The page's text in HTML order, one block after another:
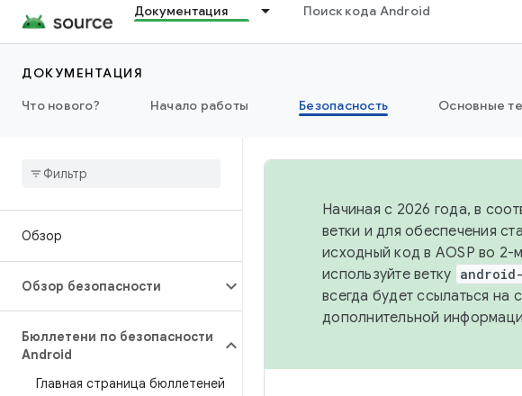
Документация Поиск кода Android
ДОКУМЕНТАЦИЯ
Что нового?
Начало работы Безопасность Основные
Обзор
Обзор безопасности
Бюллетени по безопасности
Android
Главная страница бюллетеней
Начиная с 2026 года, в
ветки и для обеспечения
исходный код в AOSP во 2-
используйте ветку
всегда будет ссылаться
дополнительной